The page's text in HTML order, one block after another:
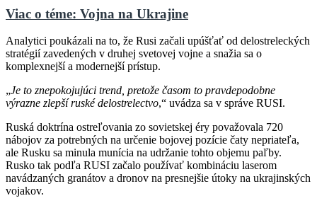
Viac o téme: Vojna na Ukrajine
Analytici poukázali na to, že Rusi začali upúšťať od delostreleckých
stratégií zavedených v druhej svetovej vojne a snažia sa o
komplexnejší a modernejší prístup.
„Je to znepokojujúci trend, pretože časom to pravdepodobne
výrazne zlepší ruské delostrelectvo,“ uvádza sa v správe RUSI.
Ruská doktrína ostreľovania zo sovietskej éry považovala 720
nábojov za potrebných na určenie bojovej pozície čaty nepriateľa,
ale Rusku sa minula munícia na udržanie tohto objemu paľby.
Rusko tak podľa RUSI začalo používať kombináciu laserom
navádzaných granátov a dronov na presnejšie útoky na ukrajinských
vojakov.